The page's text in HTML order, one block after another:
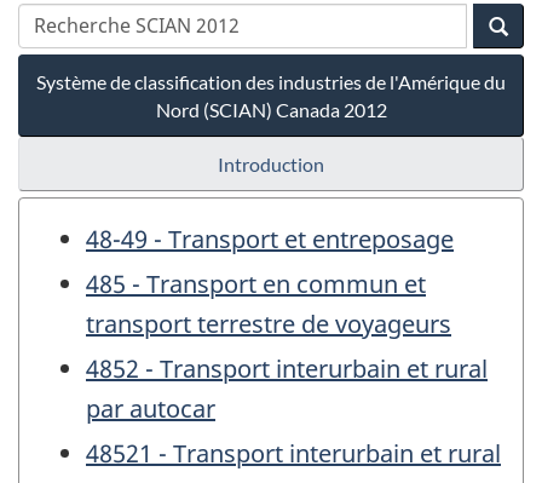
Système de classification des industries de l'Amérique du
Nord (SCIAN) Canada 2012
Introduction
48-49 - Transport et entreposage
485 - Transport en commun et
transport terrestre de voyageurs
4852 - Transport interurbain et rural
par autocar
48521 - Transport interurbain et rural